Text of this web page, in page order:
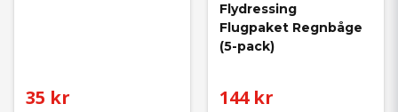
35 kr
Flydressing
Flugpaket Regnbåge
(5-pack)
144 kr